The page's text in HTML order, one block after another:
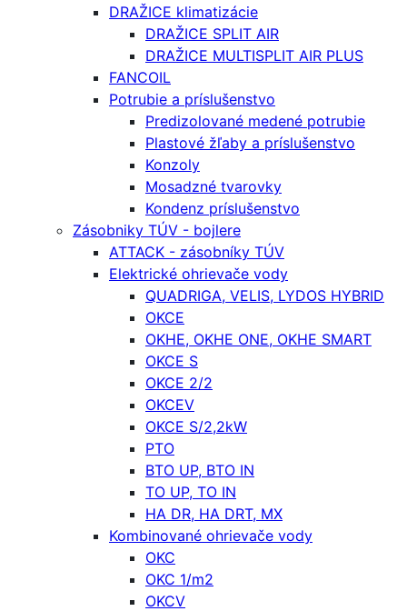
DRAŽICE klimatizácie
DRAŽICE SPLIT AIR
DRAŽICE MULTISPLIT AIR PLUS
FANCOIL
Potrubie a príslušenstvo
Predizolované medené potrubie
Plastové žľaby a príslušenstvo
Konzoly
Mosadzné tvarovky
Kondenz príslušenstvo
Zásobniky TÚV - bojlere
ATTACK - zásobníky TÚV
Elektrické ohrievače vody
QUADRIGA, VELIS, LYDOS HYBRID
OKCE
OKHE, OKHE ONE, OKHE SMART
OKCE S
OKCE 2/2
OKCEV
OKCE S/2,2kW
PTO
BTO UP, BTO IN
TO UP, TO IN
HA DR, HA DRT, MX
Kombinované ohrievače vody
OKC
OKC 1/m2
OKCV